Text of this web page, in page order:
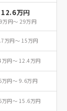
12.6万円
万円～ 29万円
万円～ 15万円
円～ 12.4万円
円～ 9.6万円
円～ 15.6万円